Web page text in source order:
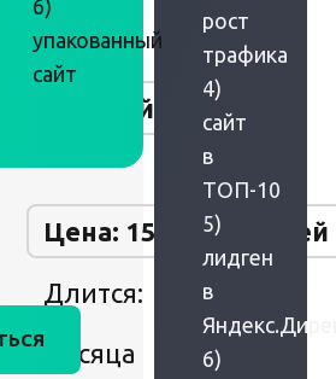
рублей
6)
упакованный
сайт
Цена: 150 000 рублей
Длится:
месяца
рост
трафика
4)
сайт
в
ТОП-10
5)
лидген
в
6)